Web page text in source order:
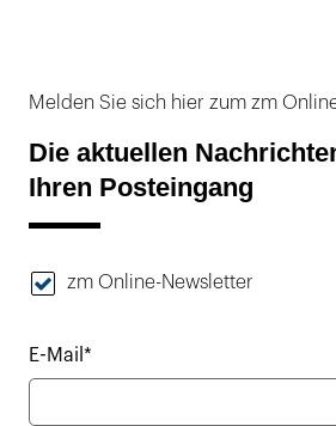
Melden Sie sich hier zum zm
Die aktuellen
Ihren Posteingang
zm Online-Newsletter
E-Mail*